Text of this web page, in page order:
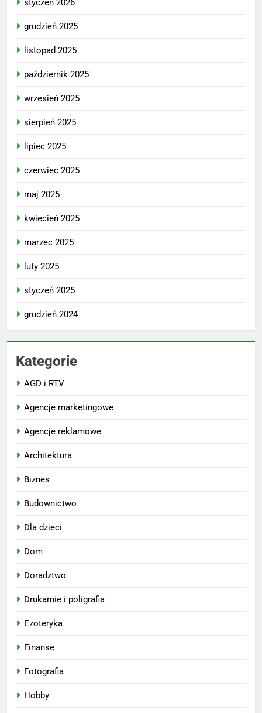
styczeń 2026
grudzień 2025
listopad 2025
październik 2025
wrzesień 2025
sierpień 2025
lipiec 2025
czerwiec 2025
maj 2025
kwiecień 2025
marzec 2025
luty 2025
styczeń 2025
grudzień 2024
Kategorie
AGD i RTV
Agencje marketingowe
Agencje reklamowe
Architektura
Biznes
Budownictwo
Dla dzieci
Dom
Doradztwo
Drukarnie i poligrafia
Ezoteryka
Finanse
Fotografia
Hobby